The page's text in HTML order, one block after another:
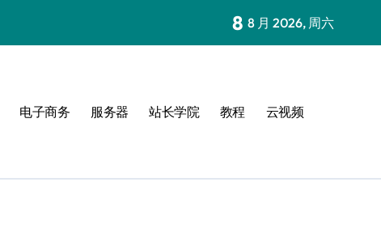
8 8 月 2026, 周六
电子商务 服务器 站长学院 教程 云视频